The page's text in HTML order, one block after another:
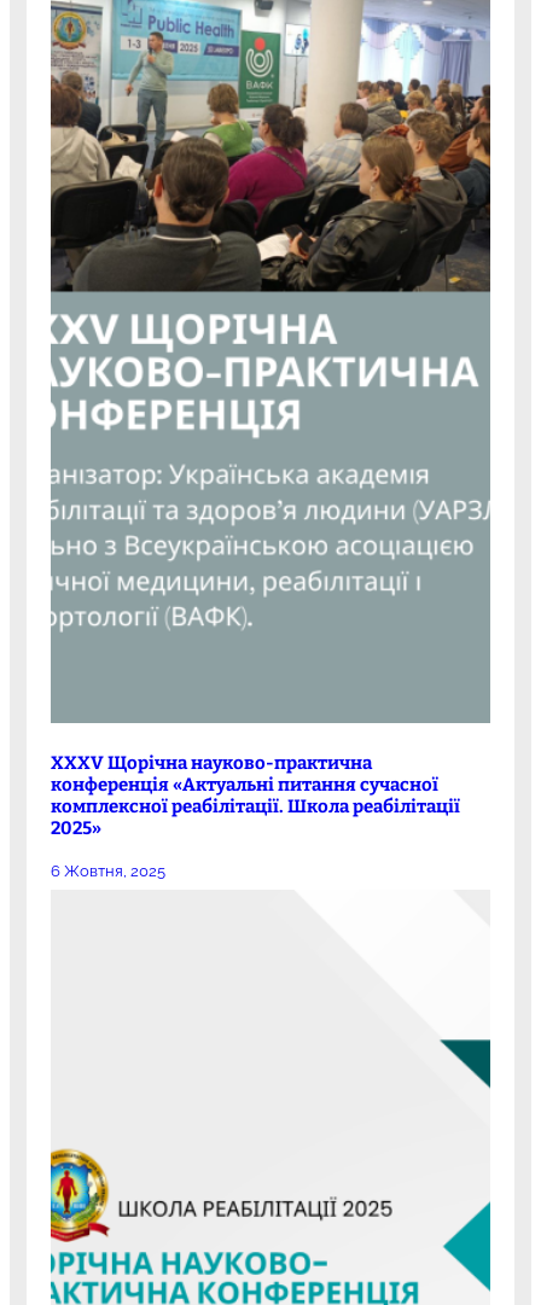
XXXV Щорічна науково-практична
конференція «Актуальні питання сучасної
комплексної реабілітації. Школа реабілітації
2025»
6 Жовтня, 2025